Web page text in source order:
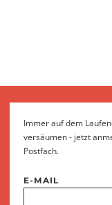
Immer auf dem
versäumen - jetzt
Postfach.
E-MAIL